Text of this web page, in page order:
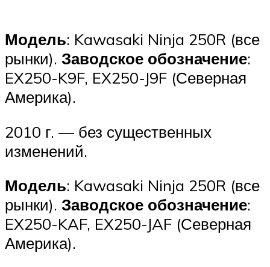
Модель: Kawasaki Ninja 250R (все
рынки). Заводское обозначение:
EX250-K9F, EX250-J9F (Северная
Америка).
2010 г. — без существенных
изменений.
Модель: Kawasaki Ninja 250R (все
рынки). Заводское обозначение:
EX250-KAF, EX250-JAF (Северная
Америка).